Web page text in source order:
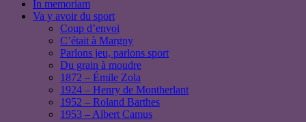
In memoriam
Va y avoir du sport
Coup d’envoi
C’était à Margny
Parlons jeu, parlons sport
Du grain à moudre
1872 – Émile Zola
1924 – Henry de Montherlant
1952 – Roland Barthes
1953 – Albert Camus